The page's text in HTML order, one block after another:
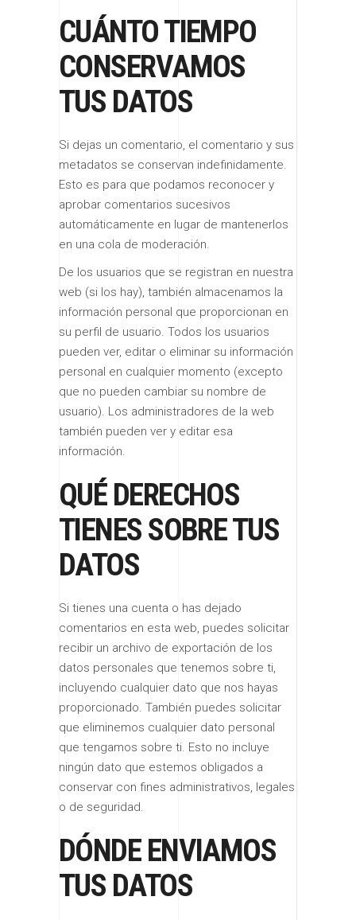
CUÁNTO TIEMPO
CONSERVAMOS
TUS DATOS
Si dejas un comentario, el comentario y sus
metadatos se conservan indefinidamente.
Esto es para que podamos reconocer y
aprobar comentarios sucesivos
automáticamente en lugar de mantenerlos
en una cola de moderación.
De los usuarios que se registran en nuestra
web (si los hay), también almacenamos la
información personal que proporcionan en
su perfil de usuario. Todos los usuarios
pueden ver, editar o eliminar su información
personal en cualquier momento (excepto
que no pueden cambiar su nombre de
usuario). Los administradores de la web
también pueden ver y editar esa
información.
QUÉ DERECHOS
TIENES SOBRE TUS
DATOS
Si tienes una cuenta o has dejado
comentarios en esta web, puedes solicitar
recibir un archivo de exportación de los
datos personales que tenemos sobre ti,
incluyendo cualquier dato que nos hayas
proporcionado. También puedes solicitar
que eliminemos cualquier dato personal
que tengamos sobre ti. Esto no incluye
ningún dato que estemos obligados a
conservar con fines administrativos, legales
o de seguridad.
DÓNDE ENVIAMOS
TUS DATOS